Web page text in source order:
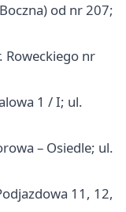
od nr 207;
nr
1 / I; ul.
– Osiedle; ul.
11, 12,